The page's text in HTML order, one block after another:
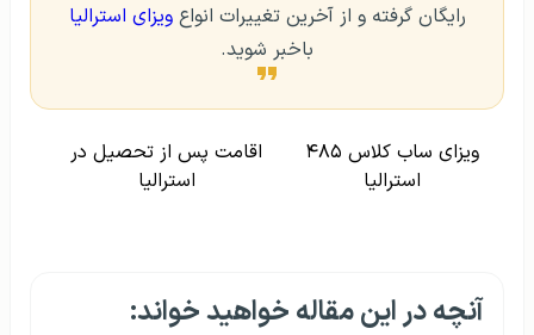
رایگان گرفته و از آخرین تغییرات انواعویزای استرالیا
باخبر شوید.
ویزای ساب کلاس ۴۸۵
استرالیا
اقامت پس از تحصیل در
استرالیا
آنچه در این مقاله خواهید خواند: